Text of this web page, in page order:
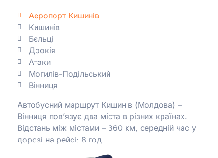
Аеропорт Кишинів
Кишинів
Бєльці
Дрокія
Атаки
Могилів-Подільський
Вінниця
Автобусний маршрут Кишинів (Молдова) –
Вінниця пов’язує два міста в різних країнах.
Відстань між містами – 360 км, середній час у
дорозі на рейсі: 8 год.